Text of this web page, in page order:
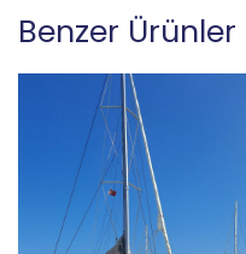
Benzer Ürünler